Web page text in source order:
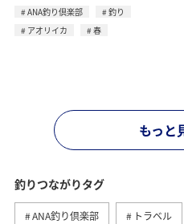
ANA釣り倶楽部
釣り
アオリイカ
春
もっと
釣りつながりタグ
ANA釣り倶楽部 トラベル